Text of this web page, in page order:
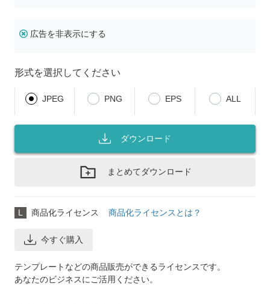
広告を非表示にする
形式を選択してください
JPEG PNG EPS ALL
ダウンロード
まとめてダウンロード
L 商品化ライセンス 商品化ライセンスとは？
今すぐ購入
テンプレートなどの商品販売ができるライセンスです。
あなたのビジネスにご活用ください。